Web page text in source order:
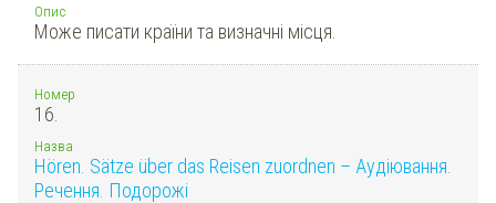
Опис
Може писати країни та визначні місця.
Номер
16.
Назва
Hören. Sätze über das Reisen zuordnen – Аудіювання.
Речення. Подорожі